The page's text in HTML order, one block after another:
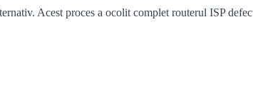
Acest proces a ocolit complet routerul ISP